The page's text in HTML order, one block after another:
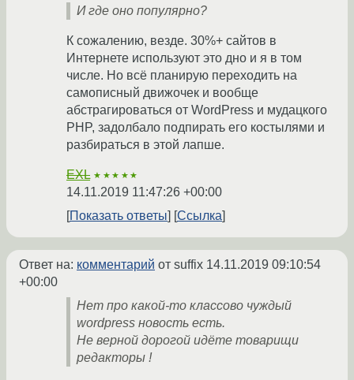
И где оно популярно?
К сожалению, везде. 30%+ сайтов в
Интернете используют это дно и я в том
числе. Но всё планирую переходить на
самописный движочек и вообще
абстрагироваться от WordPress и мудацкого
PHP, задолбало подпирать его костылями и
разбираться в этой лапше.
EXL ★★★★★
14.11.2019 11:47:26 +00:00
Показать ответы
Ссылка
Ответ на: комментарий от suffix 14.11.2019 09:10:54
+00:00
Нет про какой-то классово чуждый
wordpress новость есть.
Не верной дорогой идёте товарищи
редакторы !